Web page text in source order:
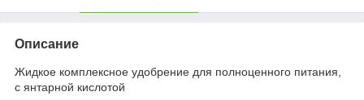
Описание
Жидкое комплексное удобрение для полноценного питания,
с янтарной кислотой